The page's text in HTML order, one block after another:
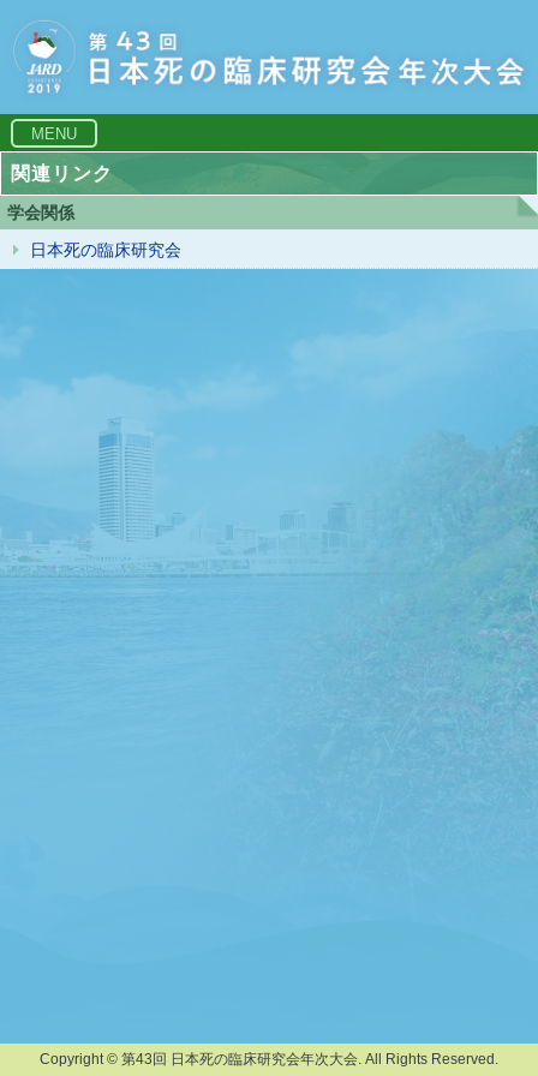
MENU
関連リンク
学会関係
日本死の臨床研究会
Copyright © 第43回 日本死の臨床研究会年次大会. All Rights Reserved.